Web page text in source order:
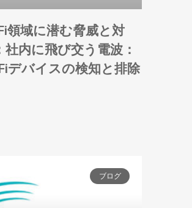
領域に潜む脅威と対
内に飛び交う電波：
デバイスの検知と排除
ブログ